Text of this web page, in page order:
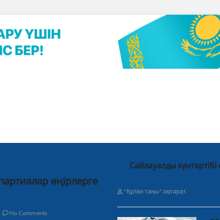
өңірлерге
No Comments
Сайлауалды
"Құлан таңы" ақпарат.